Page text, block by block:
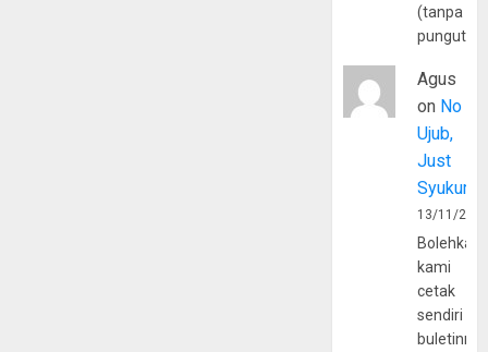
(tanpa
Agus
on No
Ujub,
Just
Syukur
13/11/
Bolehkah
kami
cetak
sendiri